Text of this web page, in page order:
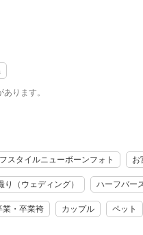
の毛、ママに抱っこされて安
間を、未来への宝物として
族らしい自然な表情を大切に
。
ので、初めてのお宮参りや
ついて
など、お子さまの成長記録も
、その時期ならではの姿を大
ります。
スタイルニューボーンフォト お
り（ウェディング） ハーフバー
業・卒業袴 カップル ペット